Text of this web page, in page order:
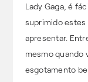
Lady Gaga, é
suprimido estes
apresentar.
mesmo quando
esgotamento